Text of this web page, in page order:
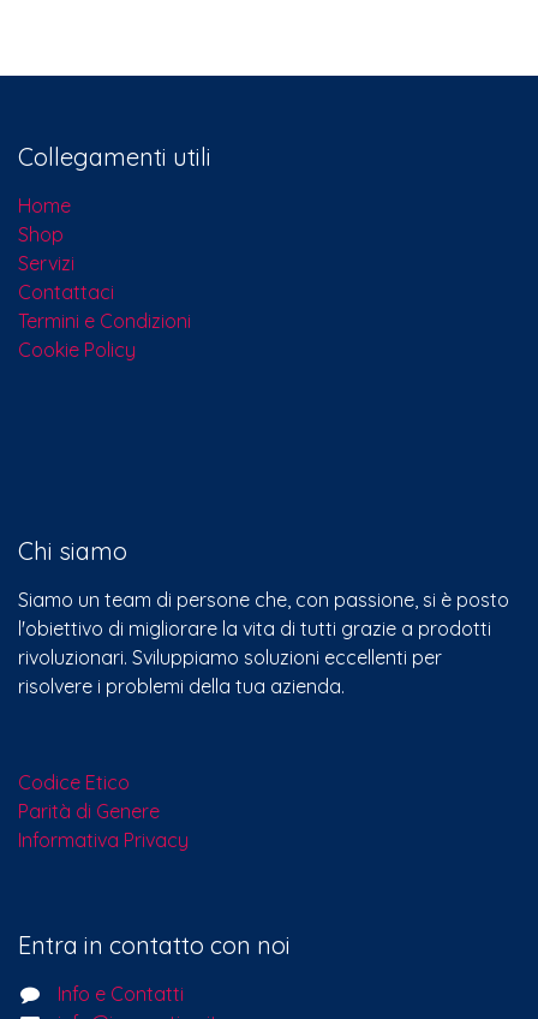
Collegamenti utili
Home
Shop
Servizi
Contattaci​
Termini e Condizioni
Cookie Policy
Chi siamo
Siamo un team di persone che, con passione, si è posto
l'obiettivo di migliorare la vita di tutti grazie a prodotti
rivoluzionari. Sviluppiamo soluzioni eccellenti per
risolvere i problemi della tua azienda.
Codice Etico
Parità di Genere
Informativa Privacy
Entra in contatto con noi
Info e Contatti